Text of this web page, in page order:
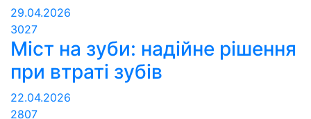
29.04.2026
3027
Міст на зуби: надійне рішення
при втраті зубів
22.04.2026
2807